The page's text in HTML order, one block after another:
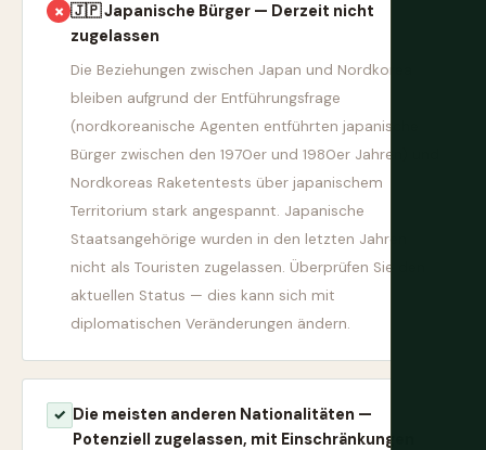
✗ 🇯🇵 Japanische Bürger — Derzeit nicht
zugelassen
Die Beziehungen zwischen Japan und Nordkorea
bleiben aufgrund der Entführungsfrage
(nordkoreanische Agenten entführten japanische
Bürger zwischen den 1970er und 1980er Jahren) und
Nordkoreas Raketentests über japanischem
Territorium stark angespannt. Japanische
Staatsangehörige wurden in den letzten Jahren
nicht als Touristen zugelassen. Überprüfen Sie den
aktuellen Status — dies kann sich mit
diplomatischen Veränderungen ändern.
✓ Die meisten anderen Nationalitäten —
Potenziell zugelassen, mit Einschränkungen